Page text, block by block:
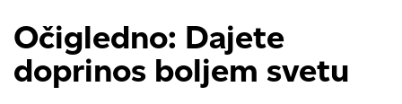
Očigledno: Dajete
doprinos boljem svetu